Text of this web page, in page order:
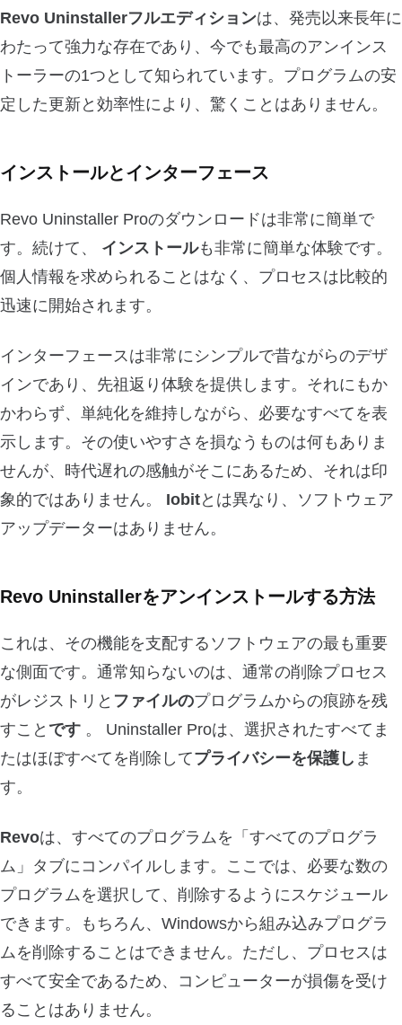
Revo Uninstallerフルエディションは、発売以来長年に
わたって強力な存在であり、今でも最高のアンインス
トーラーの1つとして知られています。プログラムの安
定した更新と効率性により、驚くことはありません。
インストールとインターフェース
Revo Uninstaller Proのダウンロードは非常に簡単で
す。続けて、 インストールも非常に簡単な体験です。
個人情報を求められることはなく、プロセスは比較的
迅速に開始されます。
インターフェースは非常にシンプルで昔ながらのデザ
インであり、先祖返り体験を提供します。それにもか
かわらず、単純化を維持しながら、必要なすべてを表
示します。その使いやすさを損なうものは何もありま
せんが、時代遅れの感触がそこにあるため、それは印
象的ではありません。 Iobitとは異なり、ソフトウェア
アップデーターはありません。
Revo Uninstallerをアンインストールする方法
これは、その機能を支配するソフトウェアの最も重要
な側面です。通常知らないのは、通常の削除プロセス
がレジストリと ファイルのプログラムからの痕跡を残
すこと です 。 Uninstaller Proは、選択されたすべてま
たはほぼすべてを削除してプライバシーを保護し ま
す。
Revoは、すべてのプログラムを「すべてのプログラ
ム」タブにコンパイルします。ここでは、必要な数の
プログラムを選択して、削除するようにスケジュール
できます。もちろん、Windowsから組み込みプログラ
ムを削除することはできません。ただし、プロセスは
すべて安全であるため、コンピューターが損傷を受け
ることはありません。